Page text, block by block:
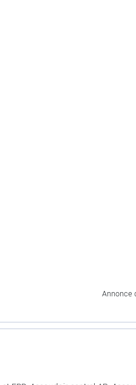
Annonce